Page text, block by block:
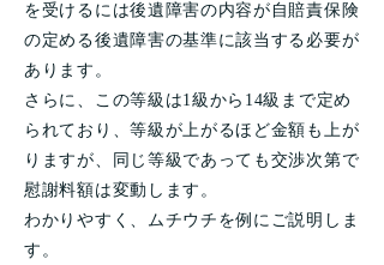
を受けるには後遺障害の内容が自賠責保険
の定める後遺障害の基準に該当する必要が
あります。
さらに、この等級は1級から14級まで定め
られており、等級が上がるほど金額も上が
りますが、同じ等級であっても交渉次第で
慰謝料額は変動します。
わかりやすく、ムチウチを例にご説明しま
す。